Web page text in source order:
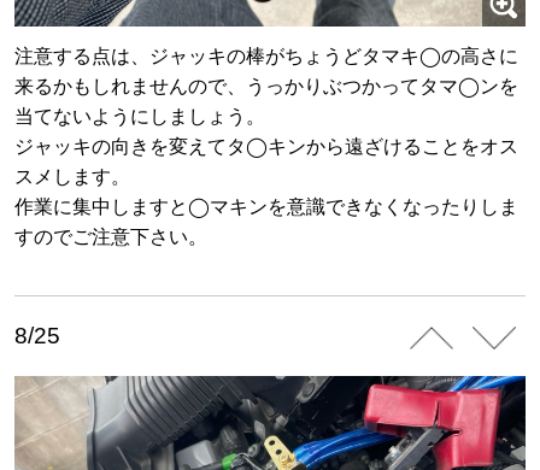
注意する点は、ジャッキの棒がちょうどタマキ◯の高さに
来るかもしれませんので、うっかりぶつかってタマ◯ンを
当てないようにしましょう。
ジャッキの向きを変えてタ◯キンから遠ざけることをオス
スメします。
作業に集中しますと◯マキンを意識できなくなったりしま
すのでご注意下さい。
8/25